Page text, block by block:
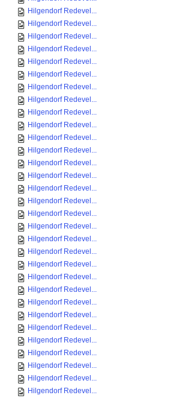
Hilgendorf Redevel...
Hilgendorf Redevel...
Hilgendorf Redevel...
Hilgendorf Redevel...
Hilgendorf Redevel...
Hilgendorf Redevel...
Hilgendorf Redevel...
Hilgendorf Redevel...
Hilgendorf Redevel...
Hilgendorf Redevel...
Hilgendorf Redevel...
Hilgendorf Redevel...
Hilgendorf Redevel...
Hilgendorf Redevel...
Hilgendorf Redevel...
Hilgendorf Redevel...
Hilgendorf Redevel...
Hilgendorf Redevel...
Hilgendorf Redevel...
Hilgendorf Redevel...
Hilgendorf Redevel...
Hilgendorf Redevel...
Hilgendorf Redevel...
Hilgendorf Redevel...
Hilgendorf Redevel...
Hilgendorf Redevel...
Hilgendorf Redevel...
Hilgendorf Redevel...
Hilgendorf Redevel...
Hilgendorf Redevel...
Hilgendorf Redevel...